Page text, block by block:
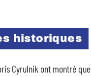
historiques
Cyrulnik ont montré